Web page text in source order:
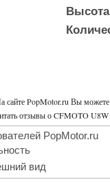
PopMotor.ru Вы можете
отзывы о CFMOTO
PopMotor.ru
вид